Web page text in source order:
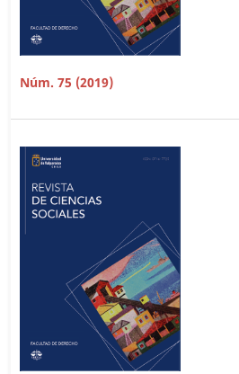
Núm. 75 (2019)